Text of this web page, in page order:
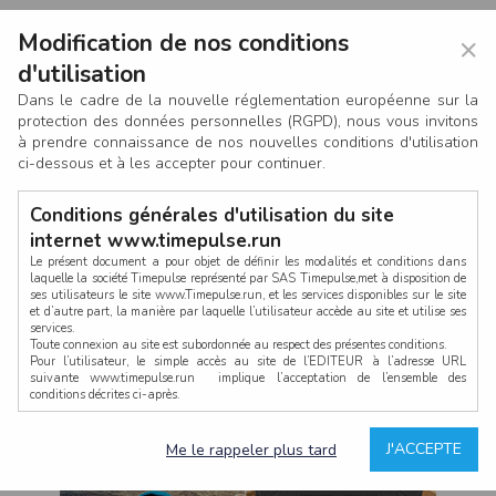
CONNEXION
×
Modification de nos conditions
d'utilisation
Dans le cadre de la nouvelle réglementation européenne sur la
protection des données personnelles (RGPD), nous vous invitons
à prendre connaissance de nos nouvelles conditions d'utilisation
ci-dessous et à les accepter pour continuer.
Conditions générales d'utilisation du site
internet www.timepulse.run
Le présent document a pour objet de définir les modalités et conditions dans
laquelle la société Timepulse représenté par SAS Timepulse,met à disposition de
ses utilisateurs le site www.Timepulse.run, et les services disponibles sur le site
et d’autre part, la manière par laquelle l’utilisateur accède au site et utilise ses
services.
Toute connexion au site est subordonnée au respect des présentes conditions.
Pour l’utilisateur, le simple accès au site de l’EDITEUR à l’adresse URL
suivante www.timepulse.run implique l’acceptation de l’ensemble des
conditions décrites ci-après.
La structure générale du site www.timepulse.run, par quelque procédé que ce
soit, sans l'autorisation préalable et par écrit de Fourcherot Mickael et/ou de ses
J'ACCEPTE
Me le rappeler plus tard